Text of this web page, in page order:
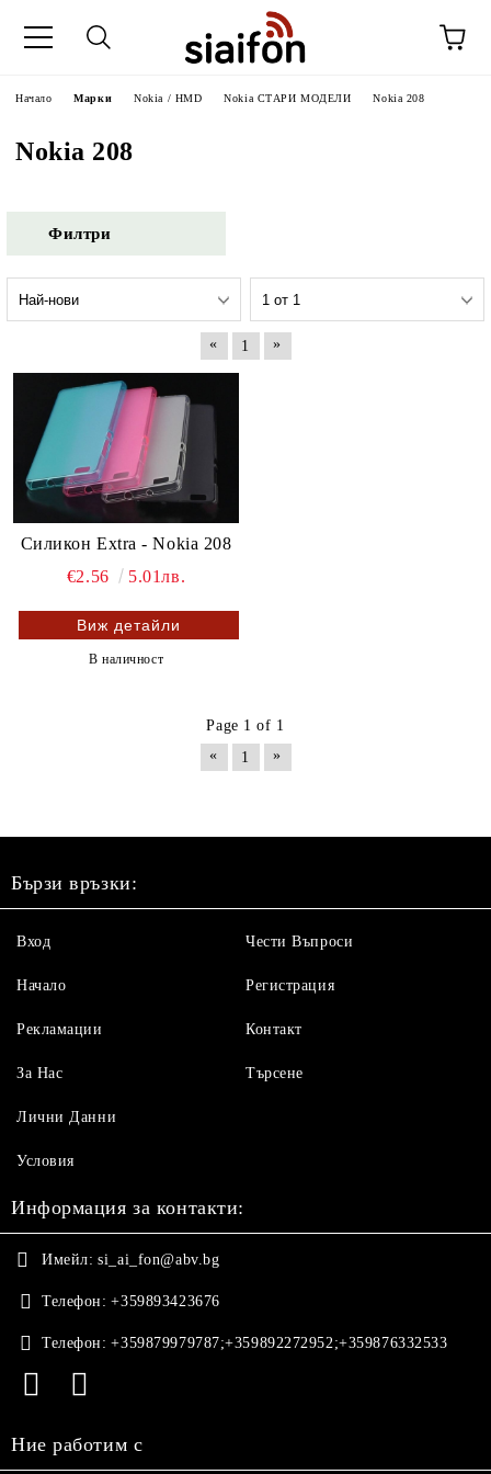
Начало Марки Nokia / HMD Nokia СТАРИ МОДЕЛИ Nokia 208
Nokia 208
Филтри
« 1 »
Силикон Extra - Nokia 208
€2.56
5.01лв.
Виж детайли
В наличност
Page 1 of 1
«
1 »
Бързи връзки:
Вход
Начало
Рекламации
За Нас
Чести Въпроси
Регистрация
Контакт
Търсене
Лични Данни
Условия
Информация за контакти:
Имейл: si_ai_fon@abv.bg
Телефон: +359893423676
Телефон: +359879979787;+359892272952;+359876332533
Ние работим с